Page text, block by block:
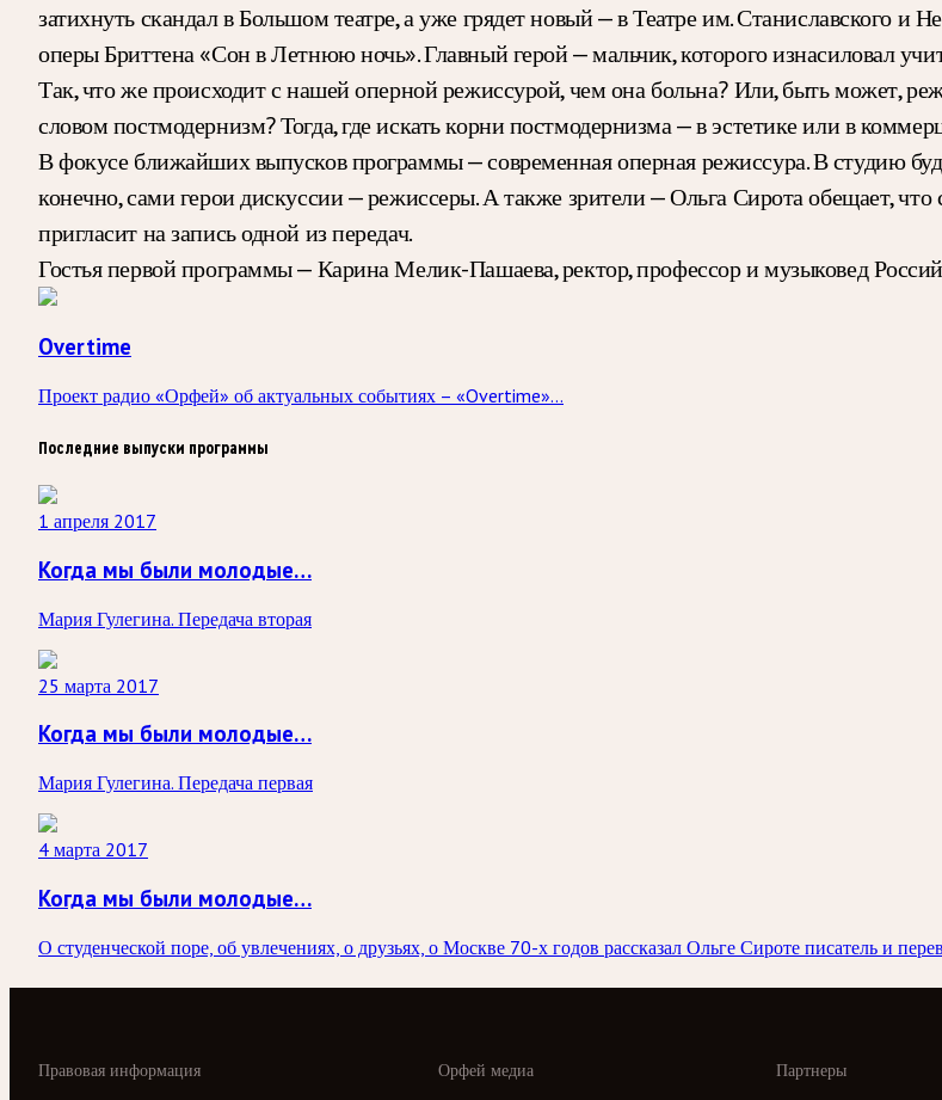
затихнуть скандал в Большом театре, а уже грядет новый — в Театре им. Станиславского
оперы Бриттена «Сон в Летнюю ночь». Главный герой — мальчик, которого изнасиловал
Так, что же происходит с нашей оперной режиссурой, чем она больна? Или, быть может,
словом постмодернизм? Тогда, где искать корни постмодернизма — в эстетике или в
В фокусе ближайших выпусков программы — современная оперная режиссура. В студию
конечно, сами герои дискуссии — режиссеры. А также зрители — Ольга Сирота обещает,
пригласит на запись одной из передач.
Гостья первой программы — Карина Мелик-Пашаева, ректор, профессор и музыковед
Overtime
Проект радио «Орфей» об актуальных событиях – «Overtime»...
Последние выпуски программы
1 апреля 2017
Когда мы были молодые…
Мария Гулегина. Передача вторая
25 марта 2017
Когда мы были молодые…
Мария Гулегина. Передача первая
4 марта 2017
Когда мы были молодые…
О студенческой поре, об увлечениях, о друзьях, о Москве 70-х годов рассказал Ольге Сироте писатель и
Орфей медиа Партнеры
Правовая информация